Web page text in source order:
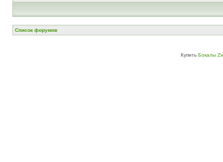
Список форумов
Купить Бокалы